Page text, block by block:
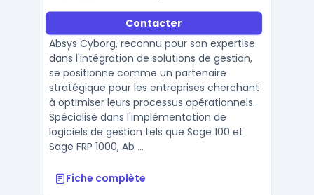
Contacter
Absys Cyborg, reconnu pour son expertise
dans l'intégration de solutions de gestion,
se positionne comme un partenaire
stratégique pour les entreprises cherchant
à optimiser leurs processus opérationnels.
Spécialisé dans l'implémentation de
logiciels de gestion tels que Sage 100 et
Sage FRP 1000, Ab ...
Fiche complète